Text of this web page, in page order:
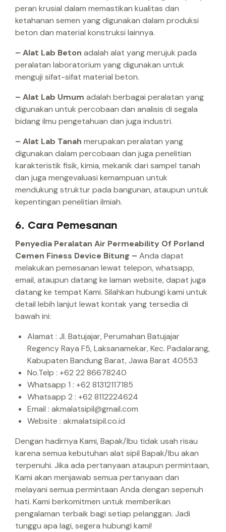
peran krusial dalam memastikan kualitas dan
ketahanan semen yang digunakan dalam produksi
beton dan material konstruksi lainnya.
– Alat Lab Beton adalah alat yang merujuk pada
peralatan laboratorium yang digunakan untuk
menguji sifat-sifat material beton.
– Alat Lab Umum adalah berbagai peralatan yang
digunakan untuk percobaan dan analisis di segala
bidang ilmu pengetahuan dan juga industri.
– Alat Lab Tanah merupakan peralatan yang
digunakan dalam percobaan dan juga penelitian
karakteristik fisik, kimia, mekanik dari sampel tanah
dan juga mengevaluasi kemampuan untuk
mendukung struktur pada bangunan, ataupun untuk
kepentingan penelitian ilmiah.
6. Cara Pemesanan
Penyedia Peralatan Air Permeability Of Porland
Cemen Finess Device Bitung – Anda dapat
melakukan pemesanan lewat telepon, whatsapp,
email, ataupun datang ke laman website, dapat juga
datang ke tempat Kami. Silahkan hubungi kami untuk
detail lebih lanjut lewat kontak yang tersedia di
bawah ini:
Alamat : Jl. Batujajar, Perumahan Batujajar
Regency Raya F5, Laksanamekar, Kec. Padalarang,
Kabupaten Bandung Barat, Jawa Barat 40553
No.Telp : +62 22 86678240
Whatsapp 1 : +62 81312117185
Whatsapp 2 : +62 8112224624
Email : akmalatsipil@gmail.com
Website : akmalatsipil.co.id
Dengan hadirnya Kami, Bapak/Ibu tidak usah risau
karena semua kebutuhan alat sipil Bapak/Ibu akan
terpenuhi. Jika ada pertanyaan ataupun permintaan,
Kami akan menjawab semua pertanyaan dan
melayani semua permintaan Anda dengan sepenuh
hati. Kami berkomitmen untuk memberikan
pengalaman terbaik bagi setiap pelanggan. Jadi
tunggu apa lagi, segera hubungi kami!